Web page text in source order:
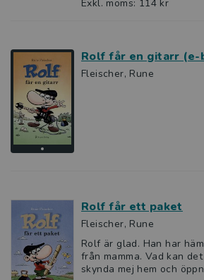
Exkl. moms: 114 kr
Rolf får en gitarr (e-
Fleischer, Rune
Rolf får ett paket
Fleischer, Rune
Rolf är glad. Han har
från mamma. Vad kan
skynda mej hem och